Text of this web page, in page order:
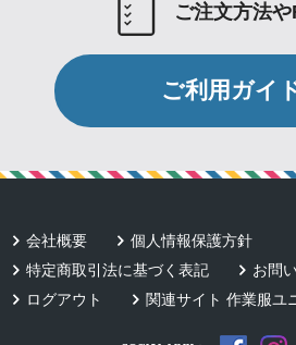
ご注文方法
ご利用ガイ
会社概要
個人情報保護方針
特定商取引法に基づく表記
お問
ログアウト
関連サイト 作業服ユ